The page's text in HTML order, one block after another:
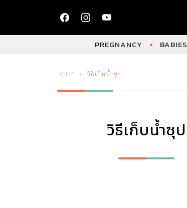
PREGNANCY BABIES
HOME วิธีเก็บน้ำซุป
วิธีเก็บน้ำซุป